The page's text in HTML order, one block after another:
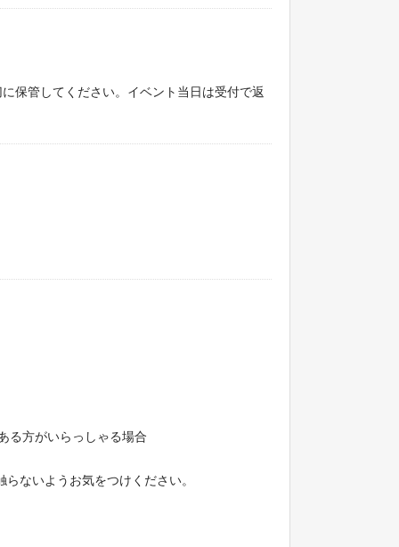
保管してください。イベント当日は受付で返
る方がいらっしゃる場合
ないようお気をつけください。